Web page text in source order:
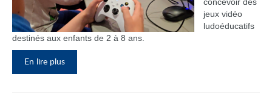
jeux vidéo
ludoéducatifs
destinés aux enfants de 2 à 8 ans.
En lire plus